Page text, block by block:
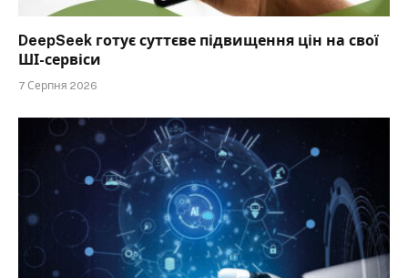
DeepSeek готує суттєве підвищення цін на свої
ШІ-сервіси
7 Серпня 2026